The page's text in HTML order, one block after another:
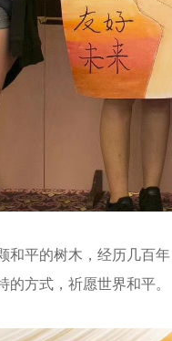
和平的树木，经历几百
的方式，祈愿世界和平。